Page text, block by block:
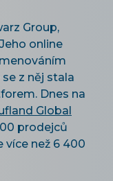
Group,
online
z něj stala
Dnes na
Global
prodejců
více než 6 400